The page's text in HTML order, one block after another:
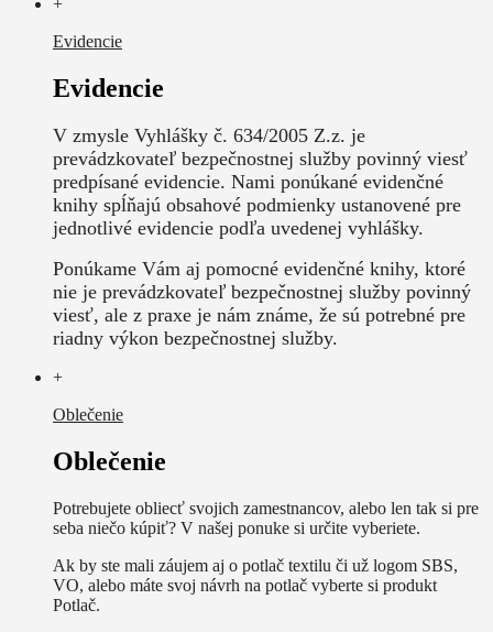
Evidencie
Evidencie
V zmysle Vyhlášky č. 634/2005 Z.z. je
prevádzkovateľ bezpečnostnej služby povinný viesť
predpísané evidencie. Nami ponúkané evidenčné
knihy spĺňajú obsahové podmienky ustanovené pre
jednotlivé evidencie podľa uvedenej vyhlášky.
Ponúkame Vám aj pomocné evidenčné knihy, ktoré
nie je prevádzkovateľ bezpečnostnej služby povinný
viesť, ale z praxe je nám známe, že sú potrebné pre
riadny výkon bezpečnostnej služby.
+
Oblečenie
Oblečenie
Potrebujete obliecť svojich zamestnancov, alebo len tak si pre
seba niečo kúpiť? V našej ponuke si určite vyberiete.
Ak by ste mali záujem aj o potlač textilu či už logom SBS,
VO, alebo máte svoj návrh na potlač vyberte si produkt
Potlač.